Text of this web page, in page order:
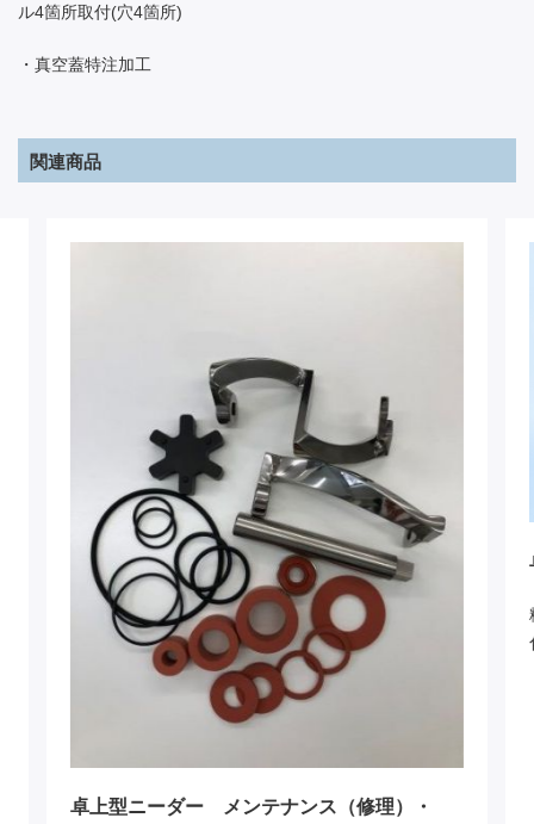
ル4箇所取付(穴4箇所)
・真空蓋特注加工
関連商品
卓上型ニーダー メンテナンス（修理）・